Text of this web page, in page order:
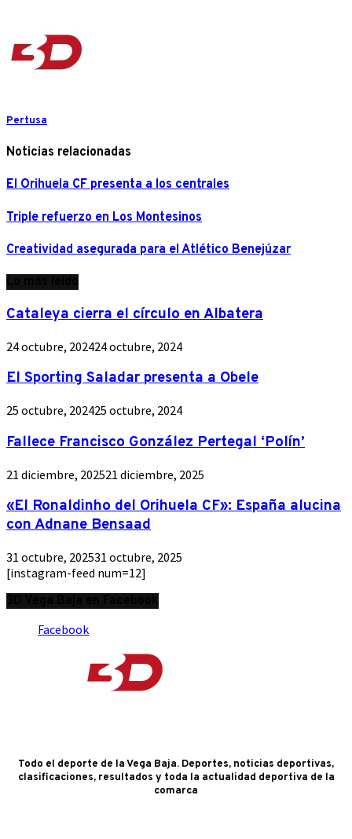
Pertusa
Noticias relacionadas
El Orihuela CF presenta a los centrales
Triple refuerzo en Los Montesinos
Creatividad asegurada para el Atlético Benejúzar
Cataleya cierra el círculo en Albatera
24 octubre, 202424 octubre, 2024
El Sporting Saladar presenta a Obele
25 octubre, 202425 octubre, 2024
Fallece Francisco González Pertegal ‘Polín’
21 diciembre, 202521 diciembre, 2025
«El Ronaldinho del Orihuela CF»: España alucina
con Adnane Bensaad
31 octubre, 202531 octubre, 2025
[instagram-feed num=12]
Facebook
Todo el deporte de la Vega Baja. Deportes, noticias deportivas,
clasificaciones, resultados y toda la actualidad deportiva de la
comarca